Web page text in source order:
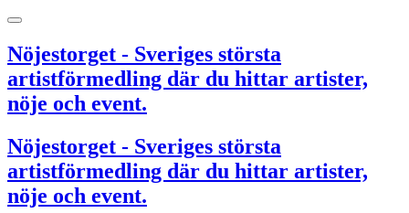
Nöjestorget - Sveriges största
artistförmedling där du hittar artister,
nöje och event.
Nöjestorget - Sveriges största
artistförmedling där du hittar artister,
nöje och event.